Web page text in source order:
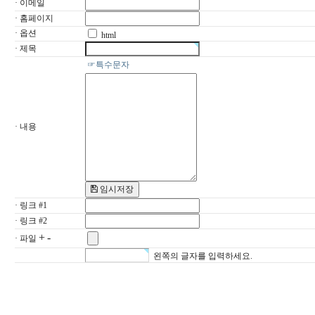
· 이메일
· 홈페이지
· 옵션
html
· 제목
· 내용
☞특수문자
임시저장
· 링크 #1
· 링크 #2
· 파일 + -
왼쪽의 글자를 입력하세요.